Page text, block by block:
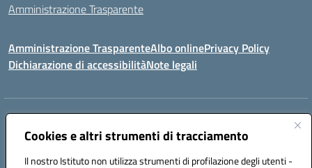
Cookies e altri strumenti di tracciamento
Il nostro Istituto non utilizza strumenti di profilazione degli utenti -
Amministrazione Trasparente
Amministrazione TrasparenteAlbo onlinePrivacy Policy
Dichiarazione di accessibilitàNote legali
Centralino:
Posta elettronica certificata (PEC):tpis02200a@pec.istruzione.it
Codice fiscale: 93066580817